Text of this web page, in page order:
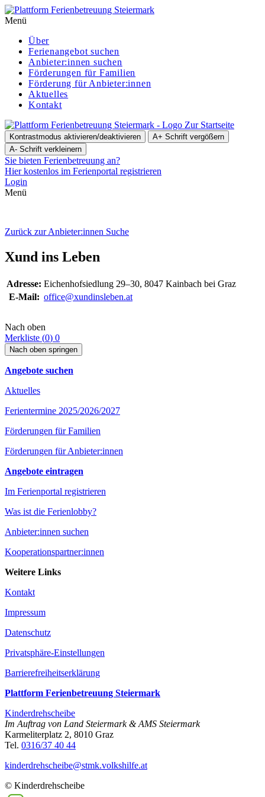
Menü
Über
Ferienangebot suchen
Anbieter:innen suchen
För­de­run­gen für Familien
Förderung für Anbieter:innen
Aktuelles
Kontakt
Zur Startseite
Kontrastmodus aktivieren/deaktivieren A+ Schrift vergößern
A- Schrift verkleinern
Sie bieten Ferienbetreuung an?
Hier kostenlos im Ferienportal registrieren
Login
Menü
Zurück zur Anbieter:innen Suche
Xund ins Leben
Adresse: Eichen­hof­sied­lung 29–30, 8047 Kainbach bei Graz
E‑Mail: office@xundinsleben.at
Nach oben
Merkliste (0) 0
Nach oben springen
Angebote suchen
Aktuelles
Ferientermine 2025/2026/2027
Förderungen für Familien
Förderungen für Anbieter:innen
Angebote eintragen
Im Ferienportal registrieren
Was ist die Ferienlobby?
Anbieter:innen suchen
Kooperationspartner:innen
Weitere Links
Kontakt
Impressum
Datenschutz
Privatsphäre-Einstellungen
Barrierefreiheitserklärung
Plattform Ferienbetreuung Steiermark
Kinderdrehscheibe
Im Auftrag von Land Steiermark & AMS Steiermark
Karmeliterplatz 2, 8010 Graz
Tel. 0316/37 40 44
kinderdrehscheibe@­stmk.volkshilfe.at
© Kinderdrehscheibe